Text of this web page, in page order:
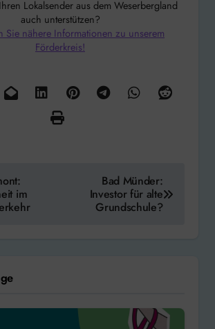
Lokalsender aus dem Weserbergland
auch unterstützen?
Sie nähere Informationen zu unserem
Förderkreis!
im
Bad Münder:
Investor für alte
Grundschule?